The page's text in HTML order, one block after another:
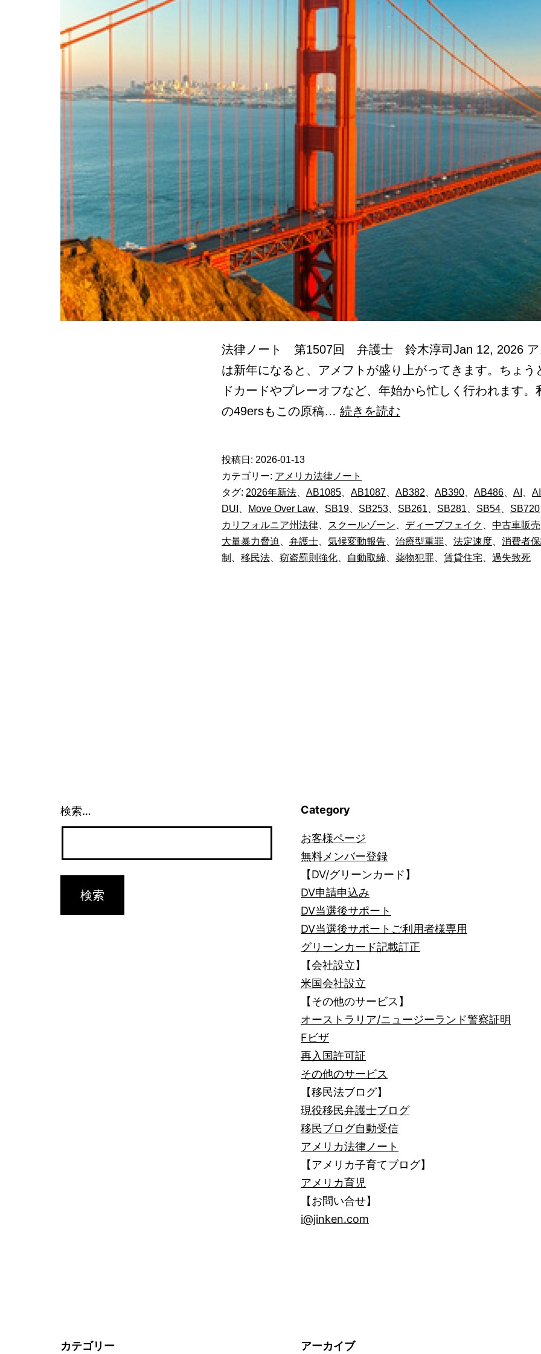
法律ノート 第1507回 弁護士 鈴木淳司Jan 12, 2026 ア
は新年になると、アメフトが盛り上がってきます。ちょう
ドカードやプレーオフなど、年始から忙しく行われます。
の49ersもこの原稿… 続きを読む
発
効
す
る
投稿日: 2026-01-13
カテゴリー: アメリカ法律ノート
タグ: 2026年新法 AB1085 AB1087 AB382 AB390 AB486 AI
DUI
Move Over Law SB19 SB253 SB261 SB281 SB54 SB720
カリフォルニア州法律
スクールゾーン ディープフェイク 中古車販売
大量暴力脅迫
弁護士 気候変動報告 治療型重罪 法定速度 消費者
制
移民法 窃盗罰則強化 自動取締 薬物犯罪 賃貸住宅 過失致死
検索… Category
お客様ページ
無料メンバー登録
【DV/グリーンカード】
DV申請申込み
DV当選後サポート
DV当選後サポートご利用者様専用
グリーンカード記載訂正
【会社設立】
米国会社設立
【その他のサービス】
オーストラリア/ニュージーランド警察証明
Fビザ
再入国許可証
その他のサービス
【移民法ブログ】
現役移民弁護士ブログ
移民ブログ自動受信
アメリカ法律ノート
【アメリカ子育てブログ】
アメリカ育児
【お問い合せ】
i@jinken.com
カテゴリー アーカイブ